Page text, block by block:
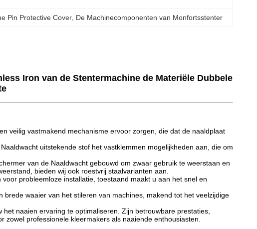
Pin Protective Cover De Machinecomponenten van Monfortsstenter
Iron van de Stentermachine de Materiële Dubbele
veilig vastmakend mechanisme ervoor zorgen, die dat de naaldplaat
uitstekende stof het vastklemmen mogelijkheden aan, die om
van de Naaldwacht gebouwd om zwaar gebruik te weerstaan en
bieden wij ook roestvrij staalvarianten aan.
probleemloze installatie, toestaand maakt u aan het snel en
waaier van het stileren van machines, makend tot het veelzijdige
naaien ervaring te optimaliseren. Zijn betrouwbare prestaties,
professionele kleermakers als naaiende enthousiasten.